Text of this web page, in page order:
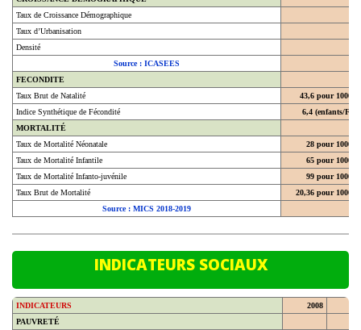
Taux de Croissance Démographique
Taux d’Urbanisation
Densité
Source : ICASEES
FECONDITE
Taux Brut de Natalité
43,6 pour 1000
Indice Synthétique de Fécondité
6,4 (enfants/F)
MORTALITÉ
Taux de Mortalité Néonatale
28 pour 1000
Taux de Mortalité Infantile
65 pour 1000
Taux de Mortalité Infanto-juvénile
99 pour 1000
Taux Brut de Mortalité
20,36 pour 1000
Source : MICS 2018-2019
INDICATEURS SOCIAUX
INDICATEURS 2008
PAUVRETÉ